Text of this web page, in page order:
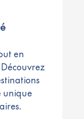
en
unique